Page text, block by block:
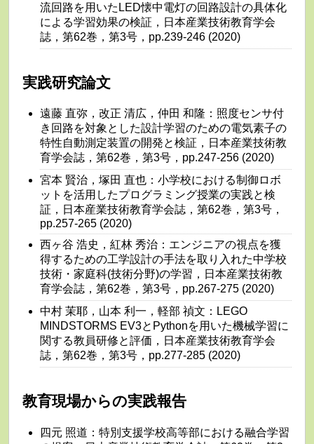
流回路を用いたLED懐中電灯の回路設計の具体化
による学習効果の検証，日本産業技術教育学会
誌，第62巻，第3号，pp.239-246 (2020)
実践研究論文
遠藤 直弥，改正 清広，仲田 和隆：照度センサ付
き回路を対象とした設計学習のための電気素子の
特性自動測定装置の開発と検証，日本産業技術教
育学会誌，第62巻，第3号，pp.247-256 (2020)
宮本 賢治，塚田 直也：小学校における制御ロボ
ットを活用したプログラミング授業の実践と検
証，日本産業技術教育学会誌，第62巻，第3号，
pp.257-265 (2020)
西ヶ谷 浩史，紅林 秀治：エンジニアの視点を獲
得するための工学設計の手法を取り入れた中学校
技術・家庭科(技術分野)の学習，日本産業技術教
育学会誌，第62巻，第3号，pp.267-275 (2020)
中村 茉耶，山本 利一，軽部 禎文：LEGO
MINDSTORMS EV3とPythonを用いた機械学習に
関する教員研修と評価，日本産業技術教育学会
誌，第62巻，第3号，pp.277-285 (2020)
教育現場からの実践報告
四元 照道：特別支援学校高等部における融合学習